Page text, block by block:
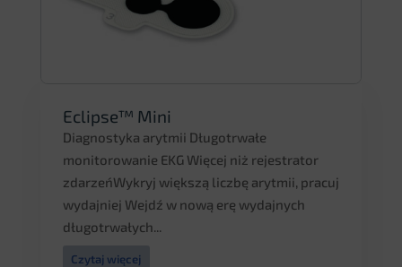
Eclipse™ Mini
Diagnostyka arytmii Długotrwałe
monitorowanie EKG Więcej niż rejestrator
zdarzeńWykryj większą liczbę arytmii, pracuj
wydajniej Wejdź w nową erę wydajnych
długotrwałych...
Czytaj więcej